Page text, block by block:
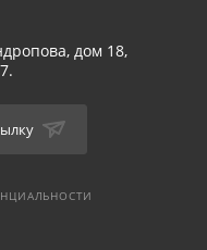
дом 18,